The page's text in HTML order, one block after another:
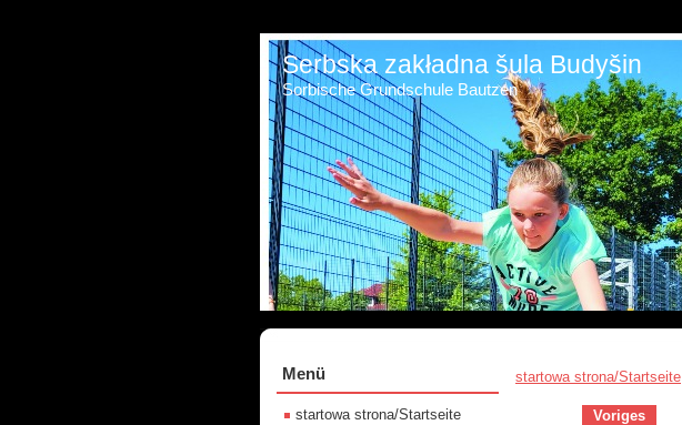
Serbska zakładna šula Budyšin
Sorbische Grundschule Bautzen
startowa strona/Startseite
Voriges
Menü
startowa strona/Startseite